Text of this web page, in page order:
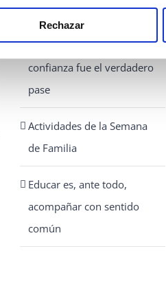
Rechazar
ENTRADAS RECIENTES
La jugada donde la
confianza fue el verdadero
pase
Actividades de la Semana
de Familia
Educar es, ante todo,
acompañar con sentido
común